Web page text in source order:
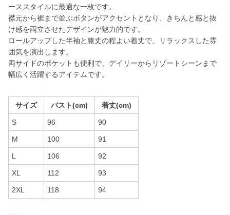
ーススタイルに最適な一枚です。
襟元から裾まで並ぶボタンがアクセントとなり、きちんと感と抜
け感を両立させたデザインが魅力的です。
ロールアップした半袖と膝丈の程よい着丈で、リラックスした雰
囲気を演出します。
両サイドのポケットも便利で、デイリーからリゾートシーンまで
幅広く活躍するアイテムです。
サイズ バスト(cm) 着丈(cm)
S 96 90
M 100 91
L 106 92
XL 112 93
2XL 118 94